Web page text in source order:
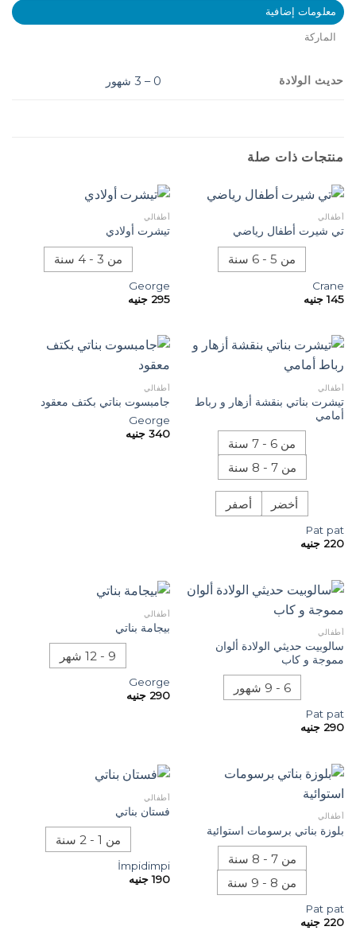
معلومات إضافية
الماركة
حديث الولادة 0 – 3 شهور
منتجات ذات صلة
أطفالي
تي شيرت أطفال رياضي
من 5 - 6 سنة
Crane
145 جنيه
أطفالي
تيشرت أولادي
من 3 - 4 سنة
George
295 جنيه
أطفالي
تيشرت بناتي بنقشة أزهار و رباط
أمامي
من 6 - 7 سنة
من 7 - 8 سنة
أخضر أصفر
Pat pat
220 جنيه
أطفالي
جامبسوت بناتي بكتف معقود
George
340 جنيه
أطفالي
سالوبيت حديثي الولادة ألوان
مموجة و كاب
6 - 9 شهور
Pat pat
290 جنيه
أطفالي
بيجامة بناتي
9 - 12 شهر
George
290 جنيه
أطفالي
بلوزة بناتي برسومات استوائية
من 7 - 8 سنة
من 8 - 9 سنة
Pat pat
220 جنيه
أطفالي
فستان بناتي
من 1 - 2 سنة
İmpidimpi
190 جنيه